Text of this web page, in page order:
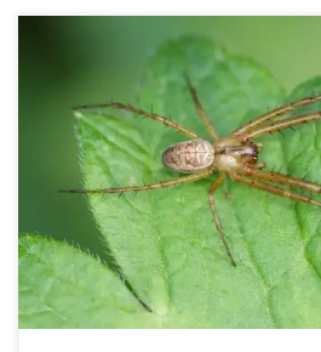
C’est effectivement en automne, lors
que l’on croise cette araignée sur son
pattes sont le propre des
segmentata/mengei (Meta
Metellina ne peuvent être distinguées
pièces génitales. L’épeire réticulée
araignée […]